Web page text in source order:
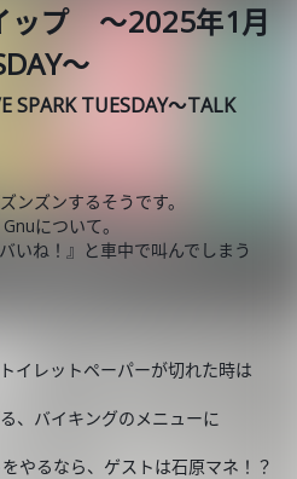
ップ ～2025年1月
～
SPARK TUESDAY～TALK
ンズンするそうです。
について。
いね！』と車中で叫んでしまう
イレットペーパーが切れた時は
、バイキングのメニューに
やるなら、ゲストは石原マネ！？